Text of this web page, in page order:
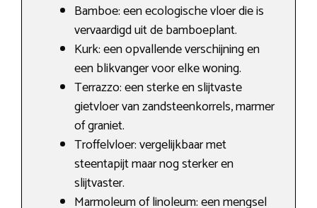
Bamboe: een ecologische vloer die is
vervaardigd uit de bamboeplant.
Kurk: een opvallende verschijning en
een blikvanger voor elke woning.
Terrazzo: een sterke en slijtvaste
gietvloer van zandsteenkorrels, marmer
of graniet.
Troffelvloer: vergelijkbaar met
steentapijt maar nog sterker en
slijtvaster.
Marmoleum of linoleum: een mengsel